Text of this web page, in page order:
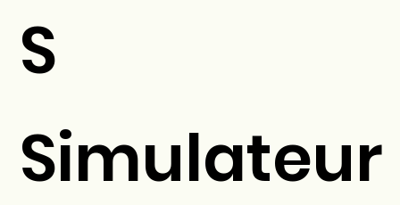
S
Simulateur